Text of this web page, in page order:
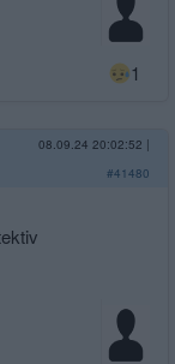
1
08.09.24 20:02:52 |
#41480